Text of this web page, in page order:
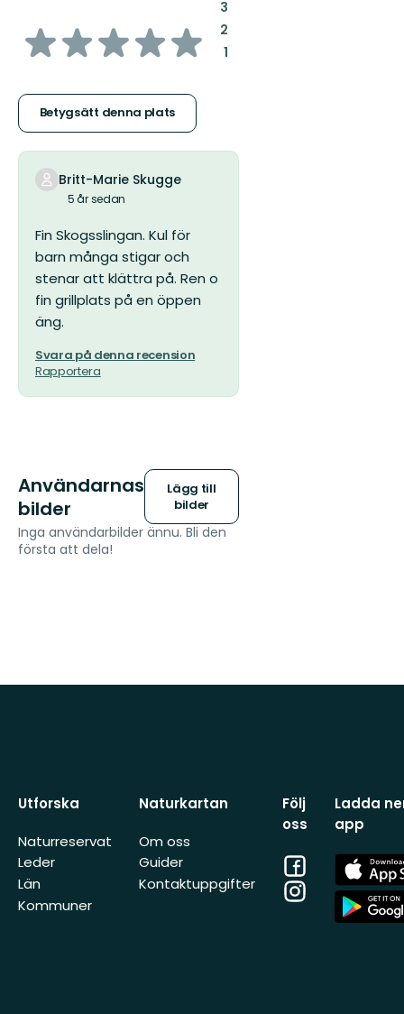
av
stjärnor
Betygsätt denna plats
3:
2:
1:
Britt-Marie Skugge
5 år sedan
Fin Skogsslingan. Kul för
barn många stigar och
stenar att klättra på. Ren o
fin grillplats på en öppen
äng.
Svara på denna recension
Rapportera
Användarnas
bilder
Lägg till
bilder
Inga användarbilder ännu. Bli den
första att dela!
Utforska
Naturreservat
Leder
Län
Kommuner
Naturkartan
Om oss
Guider
Kontaktuppgifter
Följ
oss
Facebook
Instagram
Ladda
app
App
Store
App
Store